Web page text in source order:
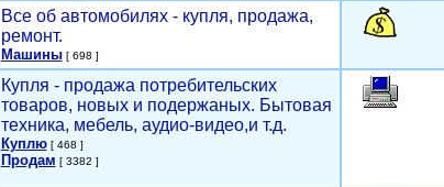
Все об автомобилях - купля, продажа,
ремонт.
Машины[ 698 ]
Купля - продажа потребительских
товаров, новых и подержаных. Бытовая
техника, мебель, аудио-видео,и т.д.
Куплю[ 468 ]
Продам [ 3382 ]